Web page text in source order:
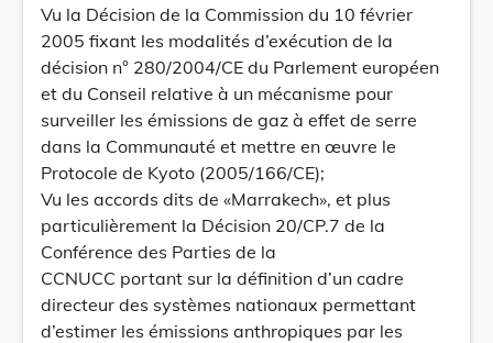
Vu la Décision de la Commission du 10 février
2005 fixant les modalités d’exécution de la
décision n° 280/2004/CE du Parlement européen
et du Conseil relative à un mécanisme pour
surveiller les émissions de gaz à effet de serre
dans la Communauté et mettre en œuvre le
Protocole de Kyoto (2005/166/CE);
Vu les accords dits de «Marrakech», et plus
particulièrement la Décision 20/CP.7 de la
Conférence des Parties de la
CCNUCC portant sur la définition d’un cadre
directeur des systèmes nationaux permettant
d’estimer les émissions anthropiques par les